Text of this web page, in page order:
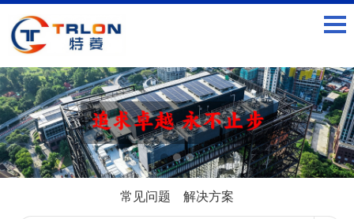
常见问题 解决方案